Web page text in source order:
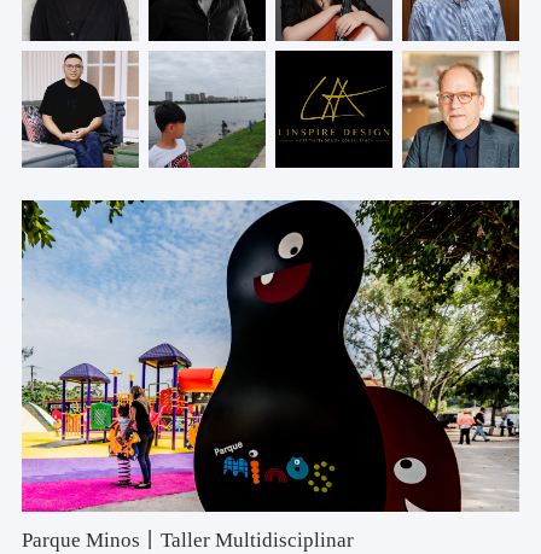
Parque Minos丨Taller Multidisciplinar